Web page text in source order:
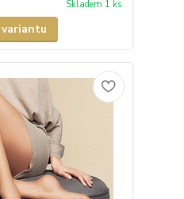
Skladem 1 ks